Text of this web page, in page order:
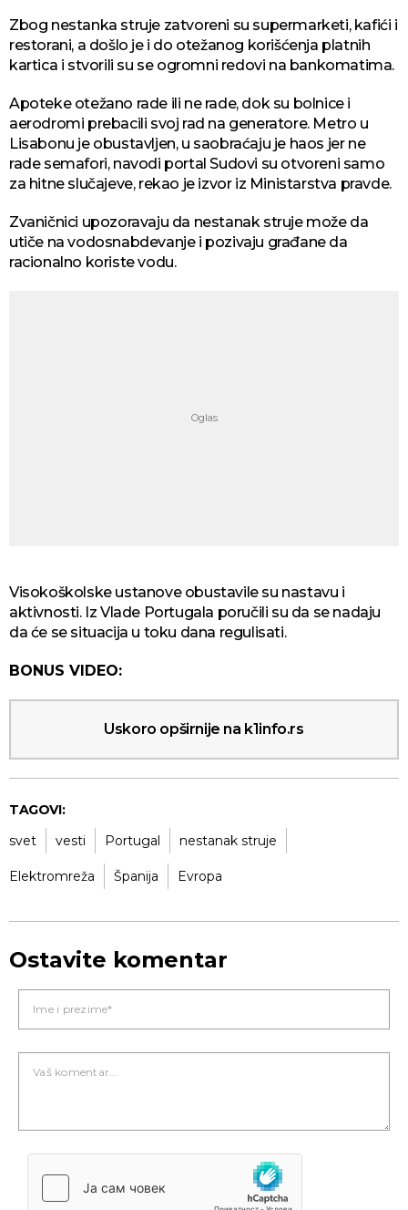
Zbog nestanka struje zatvoreni su supermarketi, kafići i
restorani, a došlo je i do otežanog korišćenja platnih
kartica i stvorili su se ogromni redovi na bankomatima.
Apoteke otežano rade ili ne rade, dok su bolnice i
aerodromi prebacili svoj rad na generatore. Metro u
Lisabonu je obustavljen, u saobraćaju je haos jer ne
rade semafori, navodi portal Sudovi su otvoreni samo
za hitne slučajeve, rekao je izvor iz Ministarstva pravde.
Zvaničnici upozoravaju da nestanak struje može da
utiče na vodosnabdevanje i pozivaju građane da
racionalno koriste vodu.
Visokoškolske ustanove obustavile su nastavu i
aktivnosti. Iz Vlade Portugala poručili su da se nadaju
da će se situacija u toku dana regulisati.
BONUS VIDEO:
Uskoro opširnije na k1info.rs
TAGOVI:
svet
vesti Portugal nestanak struje
Elektromreža Španija Evropa
Ostavite komentar